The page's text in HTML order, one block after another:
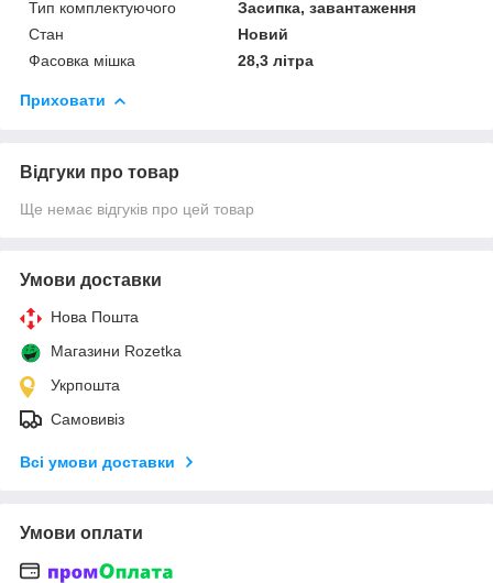
Тип комплектуючого
Засипка, завантаження
Стан
Новий
Фасовка мішка
28,3 літра
Приховати
Відгуки про товар
Ще немає відгуків про цей товар
Умови доставки
Нова Пошта
Магазини Rozetka
Укрпошта
Самовивіз
Всі умови доставки
Умови оплати